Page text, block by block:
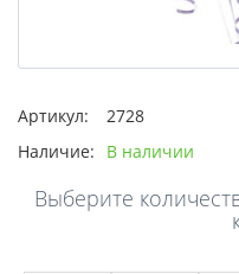
Артикул:
2728
Наличие:
В наличии
Выберите